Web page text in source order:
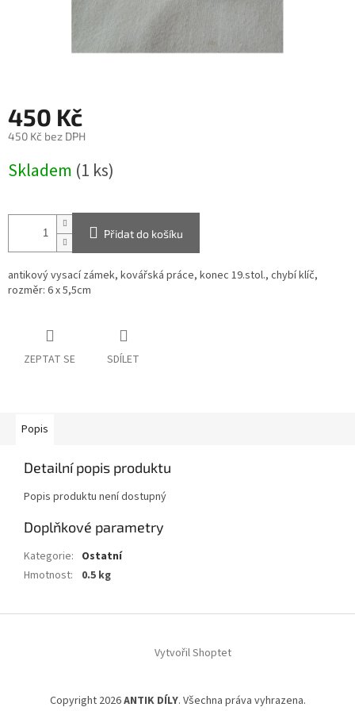
450 Kč
450 Kč bez DPH
cena:
Skladem (1 ks)
Přidat do košíku
antikový vysací zámek, kovářská práce, konec 19.stol., chybí klíč,
rozměr: 6 x 5,5cm
ZEPTAT SE SDÍLET
Popis
Detailní popis produktu
Popis produktu není dostupný
Doplňkové parametry
Kategorie: Ostatní
Hmotnost: 0.5 kg
Vytvořil Shoptet
Copyright 2026ANTIK DÍLY. Všechna práva vyhrazena.